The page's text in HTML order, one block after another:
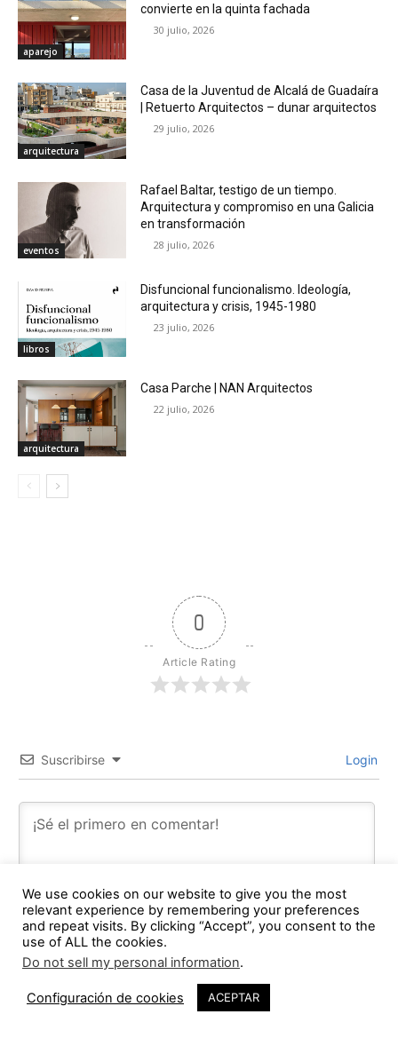
aparejo
convierte en la quinta fachada
30 julio, 2026
arquitectura
Casa de la Juventud de Alcalá de Guadaíra
| Retuerto Arquitectos – dunar arquitectos
29 julio, 2026
eventos
Rafael Baltar, testigo de un tiempo.
Arquitectura y compromiso en una Galicia
en transformación
28 julio, 2026
libros
Disfuncional funcionalismo. Ideología,
arquitectura y crisis, 1945-1980
23 julio, 2026
arquitectura
Casa Parche | NAN Arquitectos
22 julio, 2026
0
Article Rating
Suscribirse Login
We use cookies on our website to give you the most
relevant experience by remembering your preferences
and repeat visits. By clicking “Accept”, you consent to the
use of ALL the cookies.
Do not sell my personal information.
Configuración de cookies ACEPTAR